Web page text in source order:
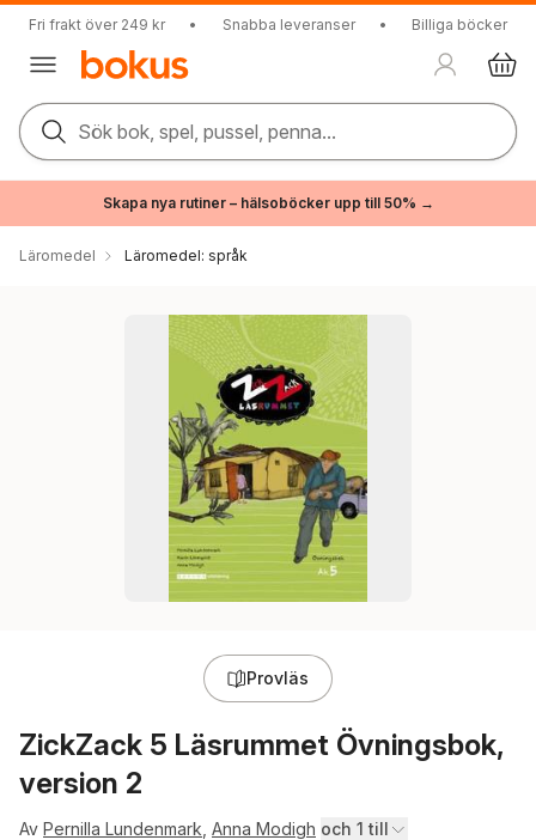
Fri frakt över 249 kr • Snabba leveranser • Billiga böcker
Sök bok, spel, pussel, penna...
Skapa nya rutiner – hälsoböcker upp till 50% →
Läromedel Läromedel: språk
Provläs
ZickZack 5 Läsrummet Övningsbok,
version 2
Av Pernilla Lundenmark Anna Modigh och 1 till